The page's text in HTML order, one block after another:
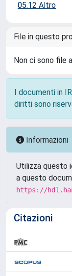
05.12 Altro
File in questo
Non ci sono file
I documenti in
diritti sono
Informazioni
Utilizza questo
a questo
https://
Citazioni